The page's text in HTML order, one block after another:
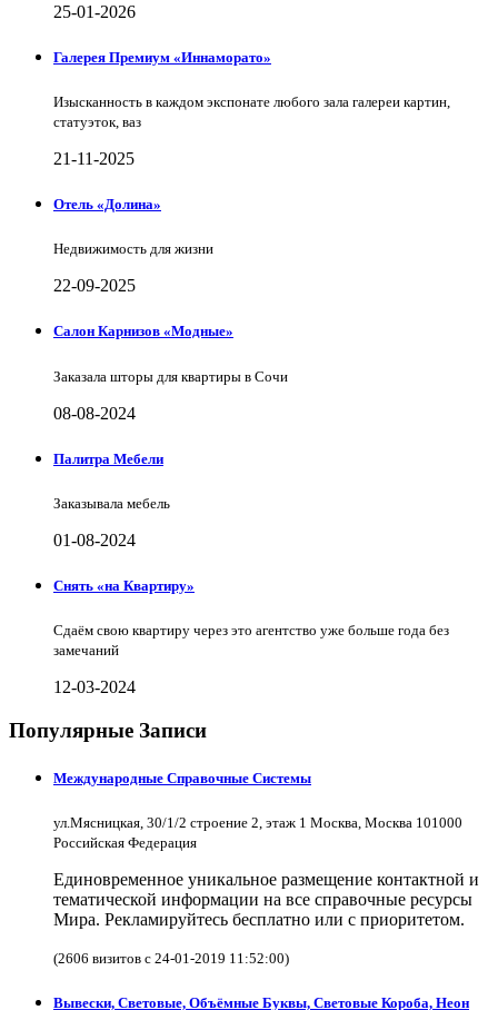
25-01-2026
Галерея Премиум «Иннаморато»
Изысканность в каждом экспонате любого зала галереи картин,
статуэток, ваз
21-11-2025
Отель «Долина»
Недвижимость для жизни
22-09-2025
Салон Карнизов «Модные»
Заказала шторы для квартиры в Сочи
08-08-2024
Палитра Мебели
Заказывала мебель
01-08-2024
Снять «на Квартиру»
Сдаём свою квартиру через это агентство уже больше года без
замечаний
12-03-2024
Популярные Записи
Международные Справочные Системы
ул.Мясницкая, 30/1/2 строение 2, этаж 1 Москва, Москва 101000
Российская Федерация
Единовременное уникальное размещение контактной и
тематической информации на все справочные ресурсы
Мира. Рекламируйтесь бесплатно или с приоритетом.
(2606 визитов с 24-01-2019 11:52:00)
Вывески, Световые, Объёмные Буквы, Световые Короба, Неон